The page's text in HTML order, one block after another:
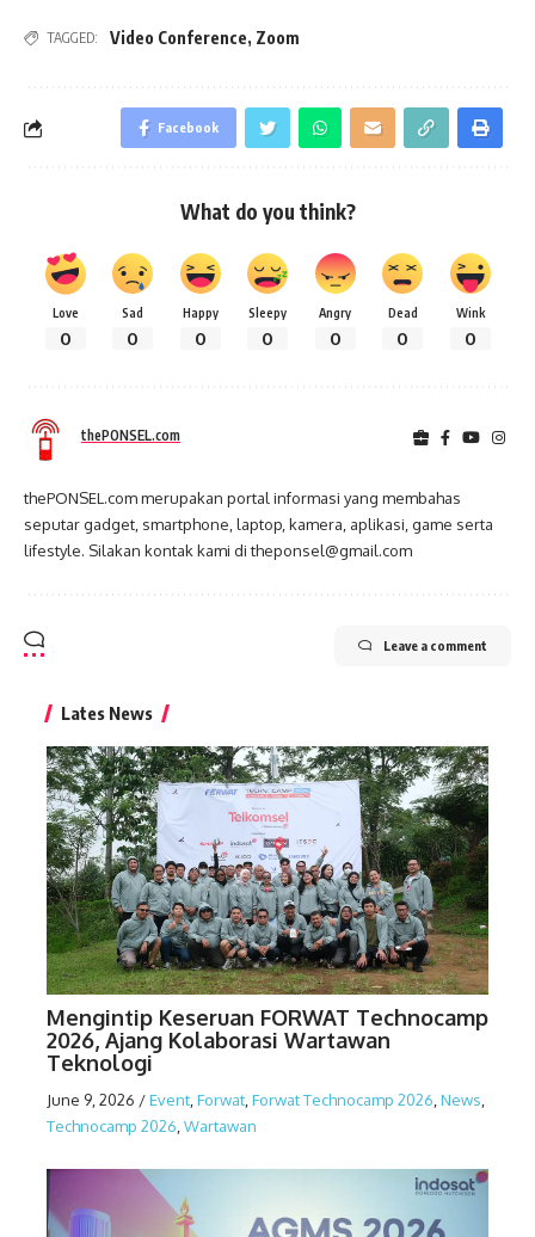
TAGGED: Video Conference, Zoom
Facebook
What do you think?
Love
0
Sad
0
Happy
0
Sleepy
0
Angry
0
Dead
0
Wink
0
thePONSEL.com
thePONSEL.com merupakan portal informasi yang membahas
seputar gadget, smartphone, laptop, kamera, aplikasi, game serta
lifestyle. Silakan kontak kami di theponsel@gmail.com
Leave a comment
Lates News
Mengintip Keseruan FORWAT Technocamp
2026, Ajang Kolaborasi Wartawan
Teknologi
June 9, 2026 /Event Forwat Forwat Technocamp 2026 News
Technocamp 2026 Wartawan